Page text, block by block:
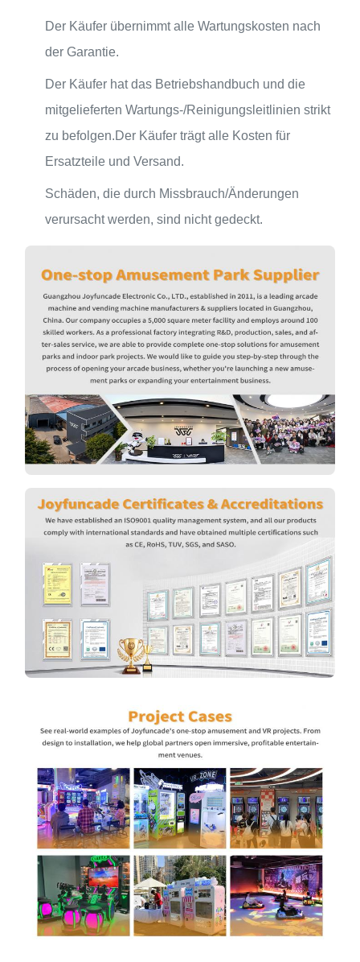
Der Käufer übernimmt alle Wartungskosten nach
der Garantie.
Der Käufer hat das Betriebshandbuch und die
mitgelieferten Wartungs-/Reinigungsleitlinien strikt
zu befolgen.Der Käufer trägt alle Kosten für
Ersatzteile und Versand.
Schäden, die durch Missbrauch/Änderungen
verursacht werden, sind nicht gedeckt.